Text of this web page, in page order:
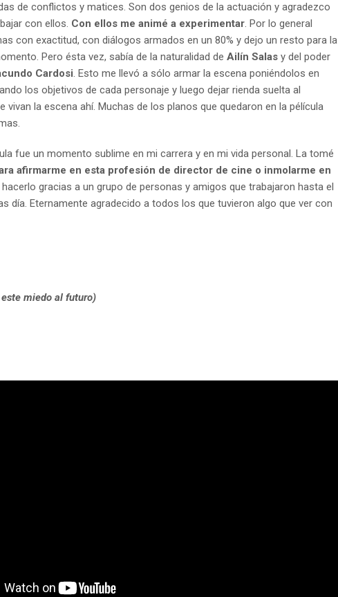
de conflictos y matices. Son dos genios de la actuación y agradezco
con ellos. Con ellos me animé a experimentar. Por lo general
con exactitud, con diálogos armados en un 80% y dejo un resto para la
Pero ésta vez, sabía de la naturalidad de Ailín Salas y del poder
Cardosi. Esto me llevó a sólo armar la escena poniéndolos en
los objetivos de cada personaje y luego dejar rienda suelta al
vivan la escena ahí. Muchas de los planos que quedaron en la pélícula
fue un momento sublime en mi carrera y en mi vida personal. La tomé
afirmarme en esta profesión de director de cine o inmolarme en
hacerlo gracias a un grupo de personas y amigos que trabajaron hasta el
día. Eternamente agradecido a todos los que tuvieron algo que ver con
miedo al futuro)